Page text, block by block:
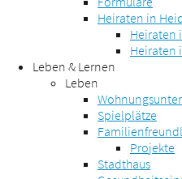
Heiraten in
Heiraten
Heiraten
Leben & Lernen
Leben
Spielplätze
Projekte
Stadthaus